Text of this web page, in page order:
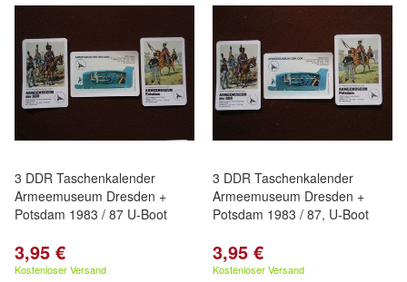
3 DDR Taschenkalender
Armeemuseum Dresden +
Potsdam 1983 / 87 U-Boot
3,95 €
Kostenloser Versand
3 DDR Taschenkalender
Armeemuseum Dresden +
Potsdam 1983 / 87, U-Boot
3,95 €
Kostenloser Versand